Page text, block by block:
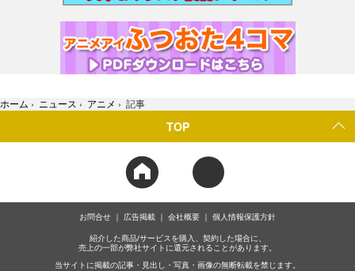
ホーム › ニュース › アニメ › 記事
TOP
お問合せ 広告掲載 会社概要 個人情報保護方針
紹介した商品/サービスを購入、契約した場合に、
売上の一部が弊社サイトに還元されることがあります。
当サイトに掲載の記事・見出し・写真・画像の無断転載を禁じます。